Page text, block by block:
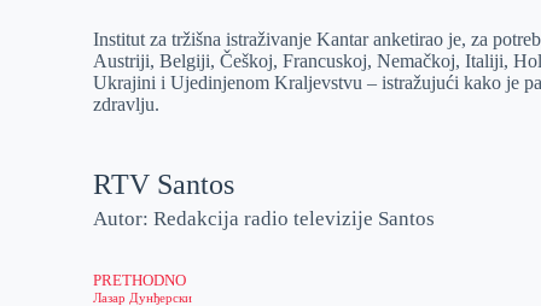
Institut za tržišna istraživanje Kantar anketirao je, za
Austriji, Belgiji, Češkoj, Francuskoj, Nemačkoj, Italiji,
Ukrajini i Ujedinjenom Kraljevstvu – istražujući kako je
zdravlju.
RTV Santos
Autor: Redakcija radio televizije Santos
PRETHODNO
Лазар Дунђерски